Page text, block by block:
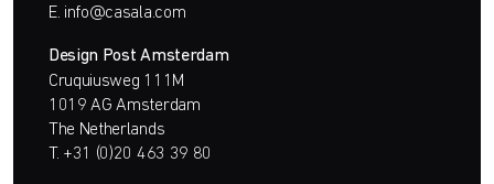
E. info@casala.com
Design Post Amsterdam
Cruquiusweg 111M
1019 AG Amsterdam
The Netherlands
T. +31 (0)20 463 39 80